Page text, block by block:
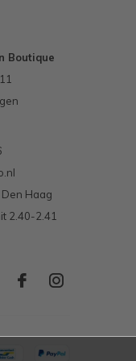
Boutique
Den Haag
2.40-2.41